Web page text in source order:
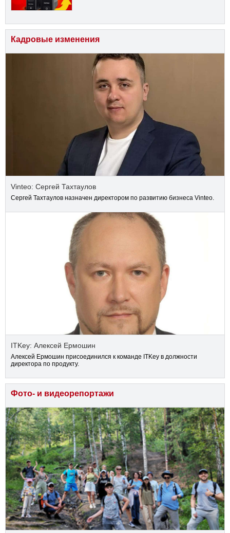
Кадровые изменения
Vinteo: Сергей Тахтаулов
Сергей Тахтаулов назначен директором по развитию бизнеса Vinteo.
ITKey: Алексей Ермошин
Алексей Ермошин присоединился к команде ITKey в должности
директора по продукту.
Фото- и видеорепортажи